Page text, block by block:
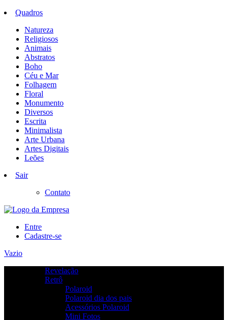
Quadros
Natureza
Religiosos
Animais
Abstratos
Boho
Céu e Mar
Folhagem
Floral
Monumento
Diversos
Escrita
Minimalista
Arte Urbana
Artes Digitais
Leões
Sair
Contato
Entre
Cadastre-se
Vazio
Revelação
Retrô
Polaroid
Polaroid dia dos pais
Acessórios Polaroid
Mini Fotos